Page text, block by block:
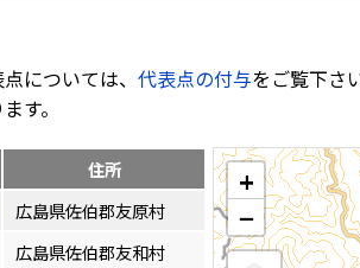
については、 代表点の付与をご覧下さ
す。
住所
広島県佐伯郡友原村
広島県佐伯郡友和村
+
−